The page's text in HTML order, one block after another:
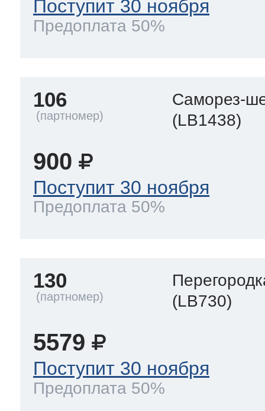
Поступит 30 ноября
Предоплата 50%
106
Саморез-
(LB1438)
900
Поступит 30 ноября
Предоплата 50%
130
(LB730)
5579
Поступит 30 ноября
Предоплата 50%